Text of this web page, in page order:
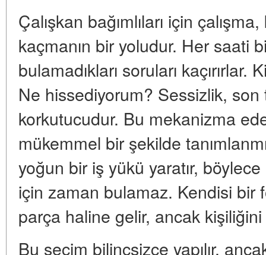
Çalışkan bağımlıları için
kaçmanın bir yoludur. Her saati
bulamadıkları soruları
Ne hissediyorum? Sessizlik,
korkutucudur. Bu mekanizma
mükemmel bir şekilde
yoğun bir iş yükü yaratır,
için zaman bulamaz. Kendisi bir
parça haline gelir, ancak
Bu seçim bilinçsizce yapılır,